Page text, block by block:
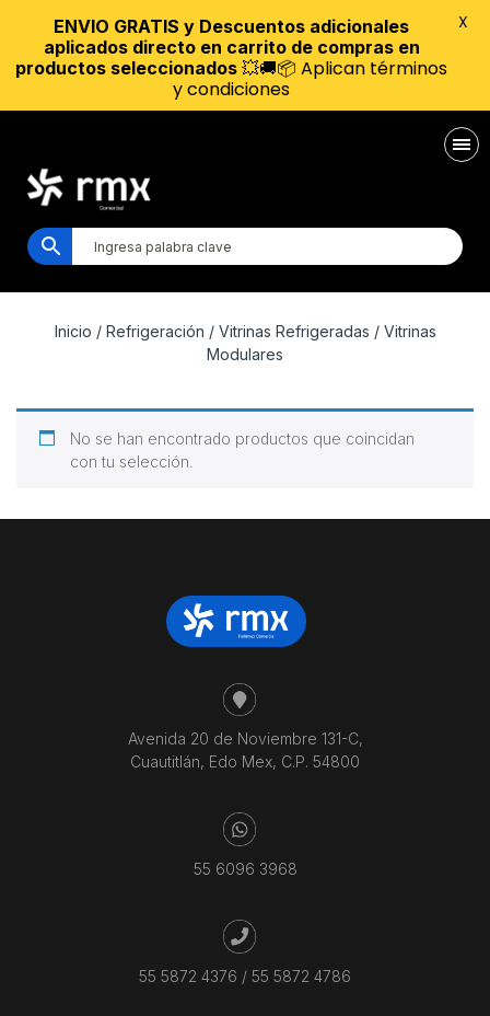
Inicio / Refrigeración / Vitrinas Refrigeradas / Vitrinas
Modulares
No se han encontrado productos que coincidan
con tu selección.
Avenida 20 de Noviembre 131-C,
Cuautitlán, Edo Mex, C.P. 54800
55 6096 3968
55 5872 4376 / 55 5872 4786
ENVIO GRATIS y Descuentos adicionales
aplicados directo en carrito de compras en
productos seleccionados 💥🚚📦 Aplican términos
y condiciones
X